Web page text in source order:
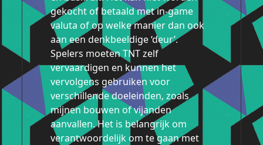
gekocht of betaald met in-game
valuta of op welke manier dan ook
aan een denkbeeldige ‘deur’.
Spelers moeten TNT zelf
vervaardigen en kunnen het
vervolgens gebruiken voor
verschillende doeleinden, zoals
mijnen bouwen of vijanden
aanvallen. Het is belangrijk om
verantwoordelijk om te gaan met